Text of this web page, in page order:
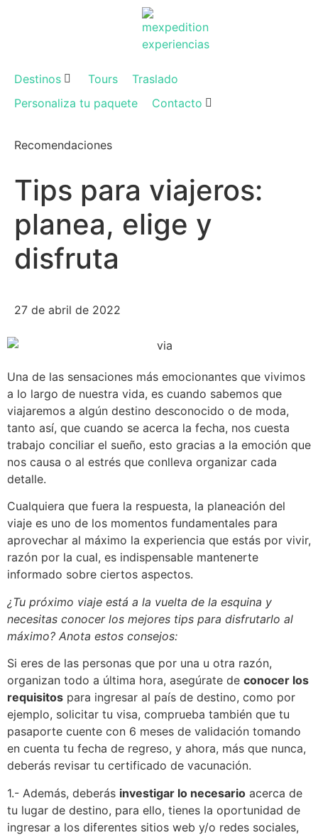
Destinos Tours
Traslado
Personaliza tu paquete
Contacto
Recomendaciones
Tips para viajeros:
planea, elige y
disfruta
27 de abril de 2022
Una de las sensaciones más emocionantes que vivimos
a lo largo de nuestra vida, es cuando sabemos que
viajaremos a algún destino desconocido o de moda,
tanto así, que cuando se acerca la fecha, nos cuesta
trabajo conciliar el sueño, esto gracias a la emoción que
nos causa o al estrés que conlleva organizar cada
detalle.
Cualquiera que fuera la respuesta, la planeación del
viaje es uno de los momentos fundamentales para
aprovechar al máximo la experiencia que estás por vivir,
razón por la cual, es indispensable mantenerte
informado sobre ciertos aspectos.
¿Tu próximo viaje está a la vuelta de la esquina y
necesitas conocer los mejores tips para disfrutarlo al
máximo? Anota estos consejos:
Si eres de las personas que por una u otra razón,
organizan todo a última hora, asegúrate de conocer los
requisitos para ingresar al país de destino, como por
ejemplo, solicitar tu visa, comprueba también que tu
pasaporte cuente con 6 meses de validación tomando
en cuenta tu fecha de regreso, y ahora, más que nunca,
deberás revisar tu certificado de vacunación.
1.- Además, deberás investigar lo necesario acerca de
tu lugar de destino, para ello, tienes la oportunidad de
ingresar a los diferentes sitios web y/o redes sociales,